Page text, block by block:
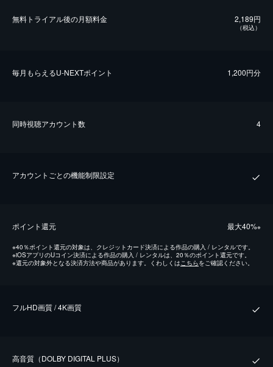
無料トライアル後の⽉額料金 2,189円
（税込）
毎⽉もらえるU-NEXTポイント 1,200円分
同時視聴アカウント数 4
アカウントごとの機能制限設定
ポイント還元 最⼤40%※
※40％ポイント還元の対象は、クレジットカード決済による作品の購入 / レンタルです。
※iOSアプリのUコイン決済による作品の購入 / レンタルは、20％のポイント還元です。
※還元の対象外となる決済方法や商品があります。くわしくは こちらをご確認ください。
フルHD画質 / 4K画質
⾼⾳質（DOLBY DIGITAL PLUS）